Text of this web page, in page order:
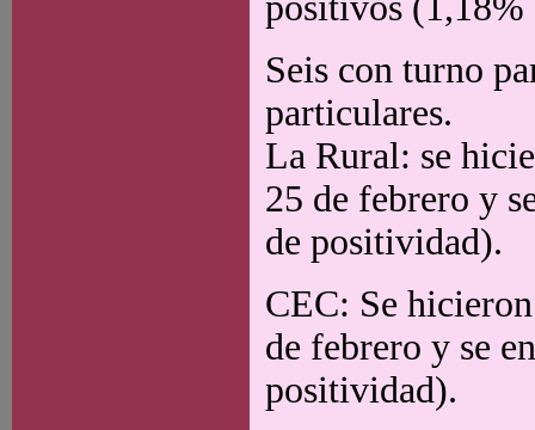
Seis con turno
particulares.
La Rural: se
25 de febrero y
de positividad).
CEC: Se
de febrero y se
positividad).